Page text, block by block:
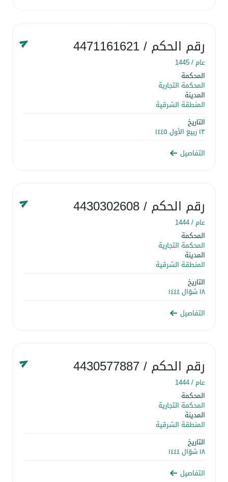
رقم الحكم/ 4471161621
عام /1445
المحكمة
المحكمة التجارية
المدينة
المنطقة الشرقية
التاريخ
١٣ ربيع الأول ١٤٤٥
التفاصيل
رقم الحكم/ 4430302608
عام /1444
المحكمة
المحكمة التجارية
المدينة
المنطقة الشرقية
التاريخ
١٨ شوّال ١٤٤٤
التفاصيل
رقم الحكم/ 4430577887
عام /1444
المحكمة
المحكمة التجارية
المدينة
المنطقة الشرقية
التاريخ
١٨ شوّال ١٤٤٤
التفاصيل